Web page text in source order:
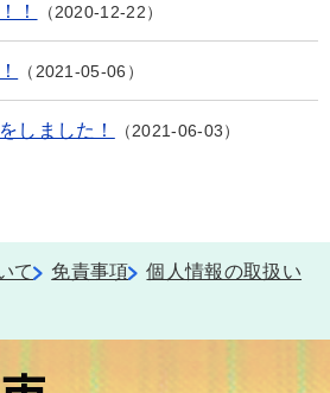
！ 2020-12-22
2021-05-06
しました！ 2021-06-03
て 免責事項
個人情報の取扱い